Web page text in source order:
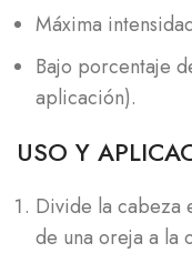
Máxima
Bajo porcentaje
aplicación).
USO Y
Divide la cabeza
de una oreja a la